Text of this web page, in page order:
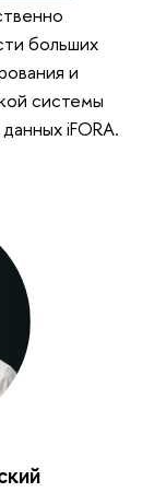
больших
и
системы
iFORA.